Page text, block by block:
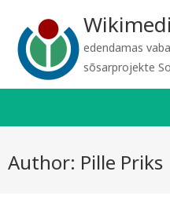
edendamas
sõsarprojekte
Author: Pille Priks